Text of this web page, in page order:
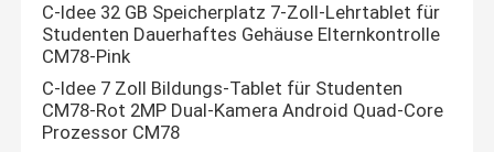
C-Idee 32 GB Speicherplatz 7-Zoll-Lehrtablet für
Studenten Dauerhaftes Gehäuse Elternkontrolle
CM78-Pink
C-Idee 7 Zoll Bildungs-Tablet für Studenten
CM78-Rot 2MP Dual-Kamera Android Quad-Core
Prozessor CM78